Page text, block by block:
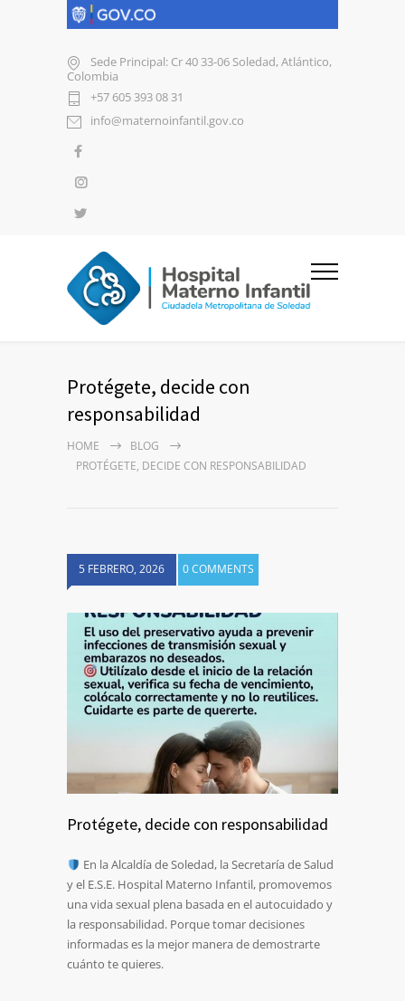
Sede Principal: Cr 40 33-06 Soledad, Atlántico,
Colombia
+57 605 393 08 31
info@maternoinfantil.gov.co
Protégete, decide con
responsabilidad
HOME
BLOG
PROTÉGETE, DECIDE CON RESPONSABILIDAD
5 FEBRERO, 2026 0 COMMENTS
Protégete, decide con responsabilidad
En la Alcaldía de Soledad, la Secretaría de Salud
y el E.S.E. Hospital Materno Infantil, promovemos
una vida sexual plena basada en el autocuidado y
la responsabilidad. Porque tomar decisiones
informadas es la mejor manera de demostrarte
cuánto te quieres.